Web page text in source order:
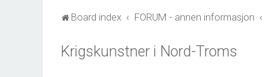
Board index FORUM - annen informasjon
Krigskunstner i Nord-Troms